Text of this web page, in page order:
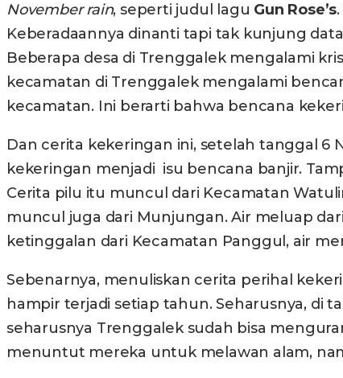
November rain, seperti judul lagu Gun Rose’s
Keberadaannya dinanti tapi tak kunjung
Beberapa desa di Trenggalek mengalami
kecamatan di Trenggalek mengalami
kecamatan. Ini berarti bahwa bencana
Dan cerita kekeringan ini, setelah tanggal 6
kekeringan menjadi isu bencana banjir.
Cerita pilu itu muncul dari Kecamatan
muncul juga dari Munjungan. Air meluap
ketinggalan dari Kecamatan Panggul, air
Sebenarnya, menuliskan cerita perihal
hampir terjadi setiap tahun. Seharusnya, di
seharusnya Trenggalek sudah bisa
menuntut mereka untuk melawan alam,